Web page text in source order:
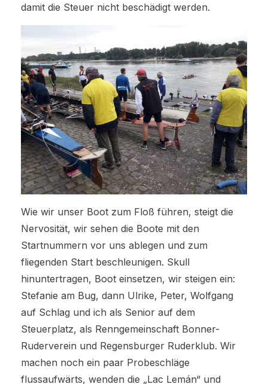
damit die Steuer nicht beschädigt werden.
Wie wir unser Boot zum Floß führen, steigt die
Nervosität, wir sehen die Boote mit den
Startnummern vor uns ablegen und zum
fliegenden Start beschleunigen. Skull
hinuntertragen, Boot einsetzen, wir steigen ein:
Stefanie am Bug, dann Ulrike, Peter, Wolfgang
auf Schlag und ich als Senior auf dem
Steuerplatz, als Renngemeinschaft Bonner-
Ruderverein und Regensburger Ruderklub. Wir
machen noch ein paar Probeschläge
flussaufwärts, wenden die „Lac Lemán“ und